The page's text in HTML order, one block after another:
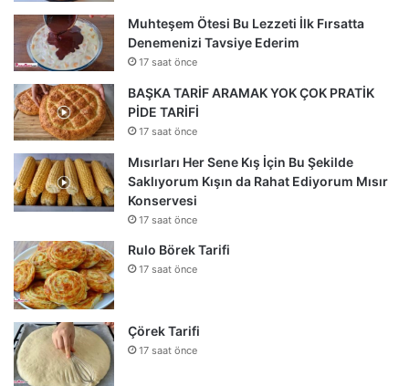
Muhteşem Ötesi Bu Lezzeti İlk Fırsatta
Denemenizi Tavsiye Ederim
17 saat önce
BAŞKA TARİF ARAMAK YOK ÇOK PRATİK
PİDE TARİFİ
17 saat önce
Mısırları Her Sene Kış İçin Bu Şekilde
Saklıyorum Kışın da Rahat Ediyorum Mısır
Konservesi
17 saat önce
Rulo Börek Tarifi
17 saat önce
Çörek Tarifi
17 saat önce